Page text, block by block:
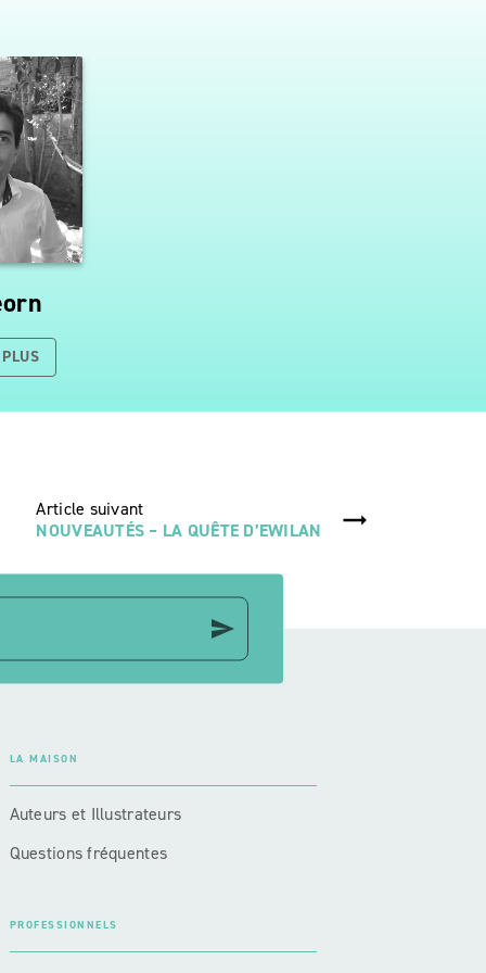
Article suivant
NOUVEAUTÉS – LA QUÊTE D’EWILAN
send
LA MAISON
Auteurs et Illustrateurs
Questions fréquentes
PROFESSIONNELS